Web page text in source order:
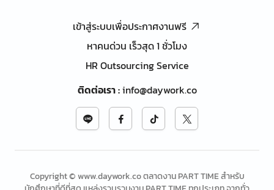
เข้าสู่ระบบเพื่อประกาศงานฟรี
หาคนด่วน เร็วสุด 1 ชั่วโมง
HR Outsourcing Service
ติดต่อเรา:info@daywork.co
Copyright © www.daywork.co ตลาดงาน PART TIME สำหรับ